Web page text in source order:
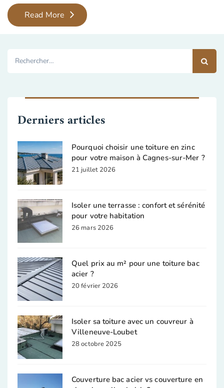
Read MoreCouvreur
Peymeinade
Derniers articles
Pourquoi choisir une toiture en zinc
pour votre maison à Cagnes-sur-Mer ?
21 juillet 2026
Isoler une terrasse : confort et sérénité
pour votre habitation
26 mars 2026
Quel prix au m² pour une toiture bac
acier ?
20 février 2026
Isoler sa toiture avec un couvreur à
Villeneuve-Loubet
28 octobre 2025
Couverture bac acier vs couverture en